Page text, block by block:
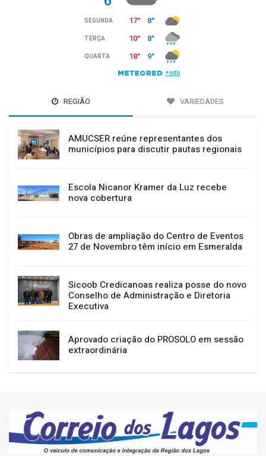
REGIÃO VARIEDADES
AMUCSER reúne representantes dos
municípios para discutir pautas regionais
Escola Nicanor Kramer da Luz recebe
nova cobertura
Obras de ampliação do Centro de Eventos
27 de Novembro têm início em Esmeralda
Sicoob Credicanoas realiza posse do novo
Conselho de Administração e Diretoria
Executiva
Aprovado criação do PROSOLO em sessão
extraordinária